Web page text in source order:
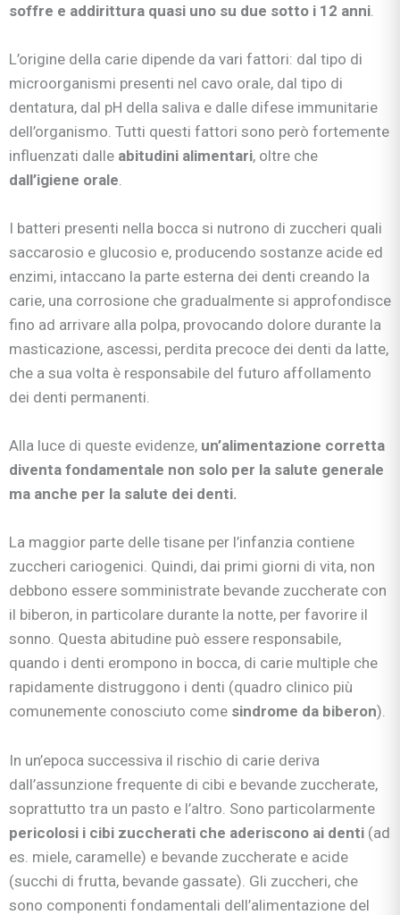
soffre e addirittura quasi uno su due sotto i 12 anni
L’origine della carie dipende da vari fattori: dal tipo di
microorganismi presenti nel cavo orale, dal tipo di
dentatura, dal pH della saliva e dalle difese immunitarie
dell’organismo. Tutti questi fattori sono però fortemente
influenzati dalle abitudini alimentari, oltre che
dall’igiene orale
I batteri presenti nella bocca si nutrono di zuccheri quali
saccarosio e glucosio e, producendo sostanze acide ed
enzimi, intaccano la parte esterna dei denti creando la
carie, una corrosione che gradualmente si approfondisce
fino ad arrivare alla polpa, provocando dolore durante la
masticazione, ascessi, perdita precoce dei denti da latte,
che a sua volta è responsabile del futuro affollamento
dei denti permanenti.
Alla luce di queste evidenze, un’alimentazione corretta
diventa fondamentale non solo per la salute generale
ma anche per la salute dei denti.
La maggior parte delle tisane per l’infanzia contiene
zuccheri cariogenici. Quindi, dai primi giorni di vita, non
debbono essere somministrate bevande zuccherate con
il biberon, in particolare durante la notte, per favorire il
sonno. Questa abitudine può essere responsabile,
quando i denti erompono in bocca, di carie multiple che
rapidamente distruggono i denti (quadro clinico più
comunemente conosciuto come sindrome da biberon).
In un’epoca successiva il rischio di carie deriva
dall’assunzione frequente di cibi e bevande zuccherate,
soprattutto tra un pasto e l’altro. Sono particolarmente
pericolosi i cibi zuccherati che aderiscono ai denti (ad
es. miele, caramelle) e bevande zuccherate e acide
(succhi di frutta, bevande gassate). Gli zuccheri, che
sono componenti fondamentali dell’alimentazione del